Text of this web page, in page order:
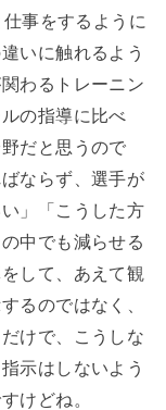
事をするように
いに触れるよう
わるトレーニン
の指導に比べ
だと思うので
ならず、選手が
」「こうした方
中でも減らせる
して、あえて観
るのではなく、
けで、こうしな
示はしないよう
けどね。